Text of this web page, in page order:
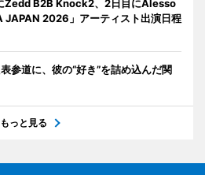
Knock2、2日目にAlesso
2026」アーティスト出演日程
参道に、彼の“好き”を詰め込んだ関
もっと見る